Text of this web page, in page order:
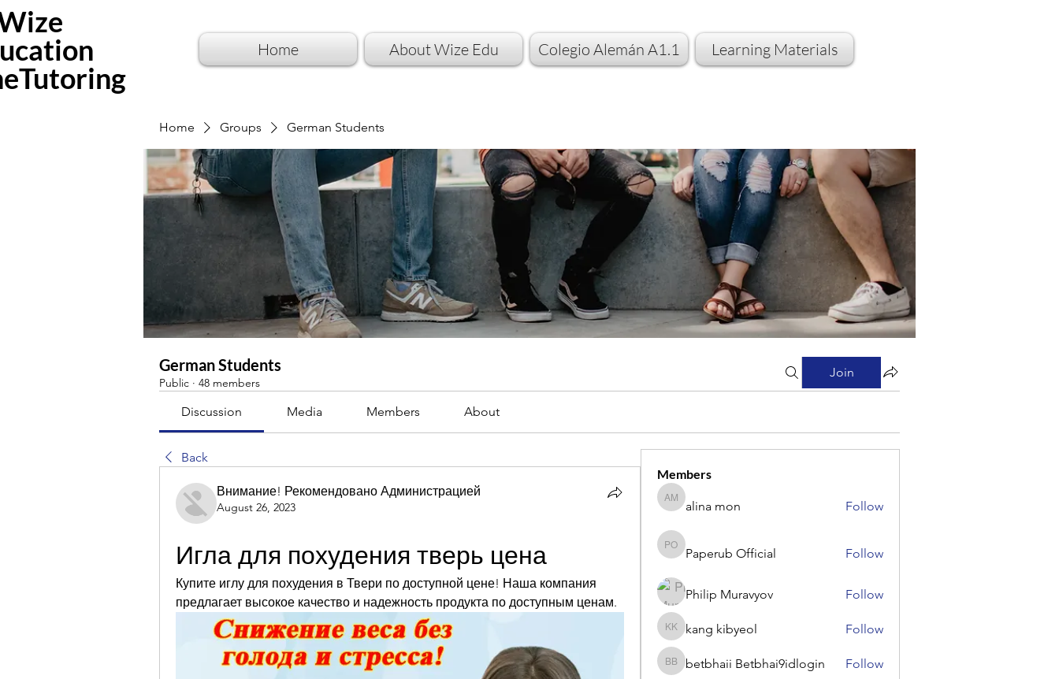
Home About Wize Edu Colegio Alemán A1.1 Learning Materials
Home Groups German Students
German Students
Public · 48 members
Join
Discussion Media Members About
Back
Внимание! Рекомендовано Администрацией
August 26, 2023
Игла для похудения тверь цена
Купите иглу для похудения в Твери по доступной цене! Наша компания
предлагает высокое качество и надежность продукта по доступным ценам.
Members
alina mon
alina mon Follow
Paperub Official
Paperub Official Follow
Philip Muravyov Follow
kang kibyeol
kang kibyeol Follow
betbhaii Betbhai9idlogin
betbhaii Betbhai9idlogin
Follow